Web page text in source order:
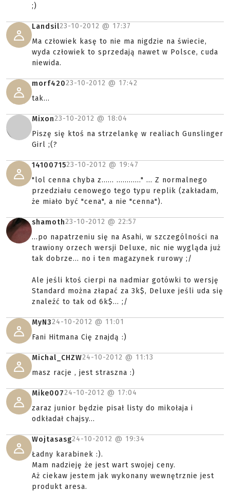
;)
Landsil23-10-2012 @ 17:37
Ma człowiek kasę to nie ma nigdzie na świecie,
wyda człowiek to sprzedają nawet w Polsce, cuda
niewida.
morf42023-10-2012 @ 17:42
tak...
Mixon23-10-2012 @ 18:04
Piszę się ktoś na strzelankę w realiach Gunslinger
Girl ;(?
1410071523-10-2012 @ 19:47
"lol cenna chyba z...... ............" ... Z normalnego
przedziału cenowego tego typu replik (zakładam,
że miało być "cena", a nie "cenna").
shamoth23-10-2012 @ 22:57
...po napatrzeniu się na Asahi, w szczególności na
trawiony orzech wersji Deluxe, nic nie wygląda już
tak dobrze... no i ten magazynek rurowy ;/
Ale jeśli ktoś cierpi na nadmiar gotówki to wersję
Standard można złapać za 3k$, Deluxe jeśli uda się
znaleźć to tak od 6k$... ;/
MyN324-10-2012 @ 11:01
Fani Hitmana Cię znajdą :)
Michal_CHZW24-10-2012 @ 11:13
masz racje , jest straszna :)
Mike00724-10-2012 @ 17:04
zaraz junior będzie pisał listy do mikołaja i
odkładał chajsy...
Wojtasasg24-10-2012 @ 19:34
Ładny karabinek :).
Mam nadzieję że jest wart swojej ceny.
Aż ciekaw jestem jak wykonany wewnętrznie jest
produkt aresa.